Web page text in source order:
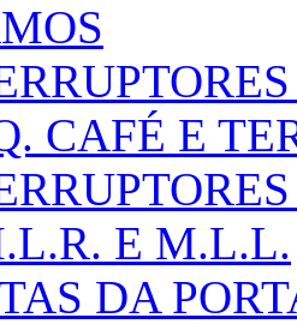
CAFÉ E
E M.L.L.
DA